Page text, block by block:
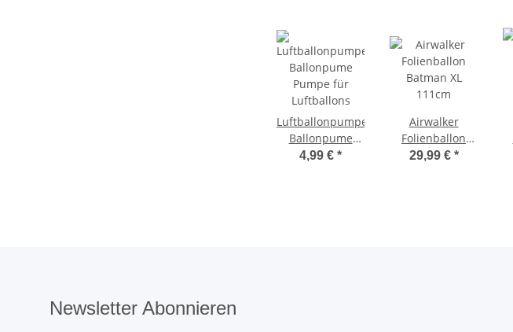
Luftballonpumpe
Ballonpume
Pumpe für
4,99 € *
Airwalker
Folienballon
Batman XL
29,99 € *
Newsletter Abonnieren